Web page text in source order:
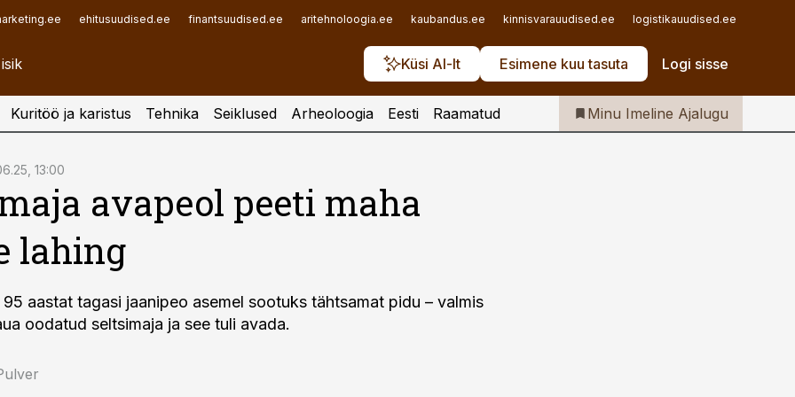
ehitusuudised.ee finantsuudised.ee aritehnoloogia.ee kaubandus.ee kinnisvarauudised.ee logistikauudised.ee
Küsi AI-lt Esimene kuu tasuta Logi sisse
Iseteenindus
Telli Imeline Ajalugu
Kuritöö ja karistus Tehnika Seiklused Arheoloogia Eesti Raamatud Minu Imeline Ajalugu
13:00
avapeol peeti maha
lahing
aastat tagasi jaanipeo asemel sootuks tähtsamat pidu – valmis
oodatud seltsimaja ja see tuli avada.